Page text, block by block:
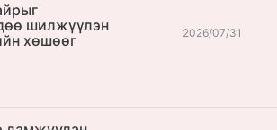
шилжүүлэн
хөшөөг
2026/07/31